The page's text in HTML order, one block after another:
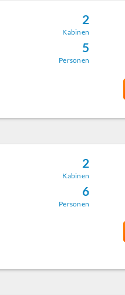
2
Kabinen
5
Personen
2
Kabinen
6
Personen